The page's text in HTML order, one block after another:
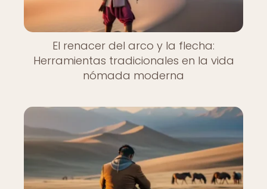
El renacer del arco y la flecha:
Herramientas tradicionales en la vida
nómada moderna